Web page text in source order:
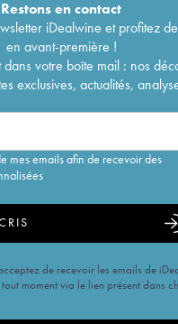
Restons encontact
iDealwine et profitez
en avant-première !
votre boîte mail : nos
exclusives, actualités,
mes emails afin de recevoir des
de recevoir les emails de
moment via le lien présent dans